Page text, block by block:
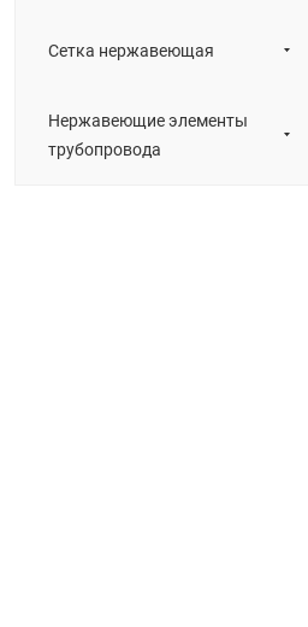
Сетка нержавеющая
Нержавеющие элементы
трубопровода